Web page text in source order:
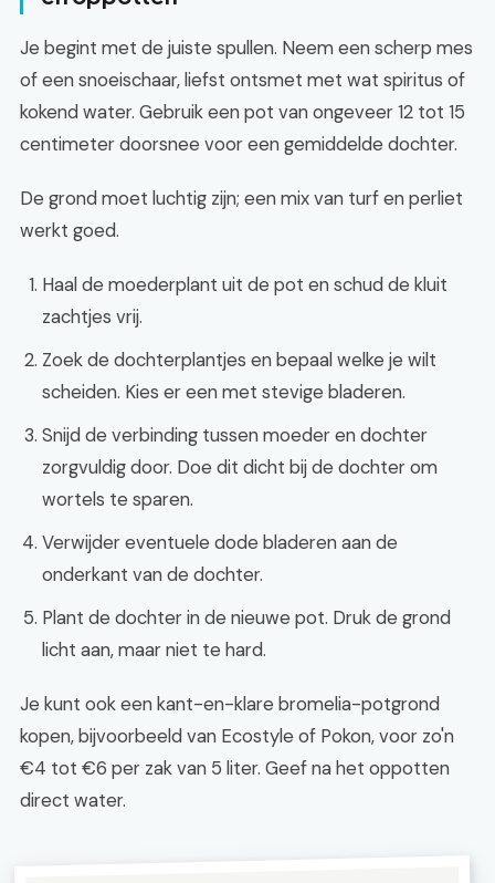
Je begint met de juiste spullen. Neem een scherp mes
of een snoeischaar, liefst ontsmet met wat spiritus of
kokend water. Gebruik een pot van ongeveer 12 tot 15
centimeter doorsnee voor een gemiddelde dochter.
De grond moet luchtig zijn; een mix van turf en perliet
werkt goed.
Haal de moederplant uit de pot en schud de kluit
zachtjes vrij.
Zoek de dochterplantjes en bepaal welke je wilt
scheiden. Kies er een met stevige bladeren.
Snijd de verbinding tussen moeder en dochter
zorgvuldig door. Doe dit dicht bij de dochter om
wortels te sparen.
Verwijder eventuele dode bladeren aan de
onderkant van de dochter.
Plant de dochter in de nieuwe pot. Druk de grond
licht aan, maar niet te hard.
Je kunt ook een kant-en-klare bromelia-potgrond
kopen, bijvoorbeeld van Ecostyle of Pokon, voor zo'n
€4 tot €6 per zak van 5 liter. Geef na het oppotten
direct water.